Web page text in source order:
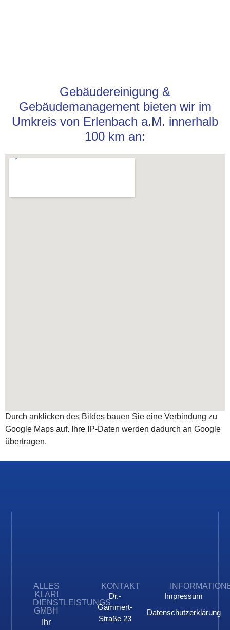
Gebäudereinigung &
Gebäudemanagement bieten wir im
Umkreis von Erlenbach a.M. innerhalb
100 km an:
Durch anklicken des Bildes bauen Sie eine Verbindung zu
Google Maps auf. Ihre IP-Daten werden dadurch an Google
übertragen.
ALLES
KLAR!
DIENSTLEISTUNGS
GMBH
Ihr
KONTAKT
Dr.-
Gammert-
Straße 23
Impressum
Datenschutzerklärung